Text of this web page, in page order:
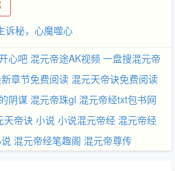
出现后迎来转机——其冰灵血脉恰是
踏九重天，以霸道拳碾碎焚阳族阴
成混元一体，帝渊执混沌神剑直逼道
：“三千界规则，今日由我重写！”
诉秘，心魔噬心
心吧 混元帝途AK视频 一盘搜混元帝
章节免费阅读 混元天帝诀免费阅读
阴谋 混元帝珠gl 混元帝经txt包书网
天帝诀 小说 小说混元帝经 混元帝经
混元帝经笔趣阁 混元帝尊传